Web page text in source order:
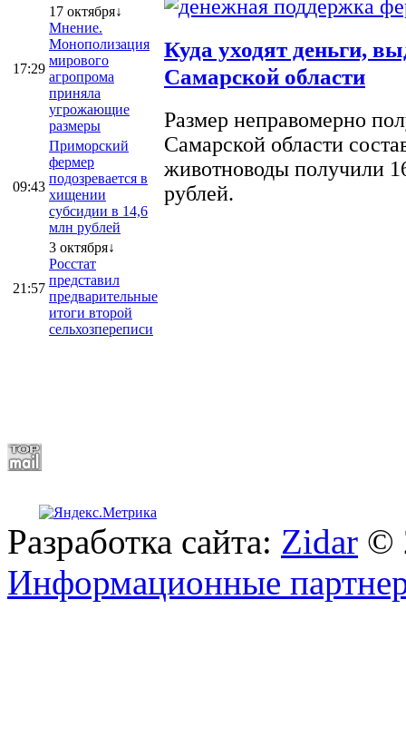
17:29
17 октября↓
Мнение.
Монополизация
мирового
агропрома
приняла
угрожающие
размеры
09:43
Приморский
фермер
подозревается в
хищении
субсидии в 14,6
млн рублей
21:57
3 октября↓
Росстат
представил
предварительные
итоги второй
сельхозпереписи
Куда уходят деньги,
Самарской области
Размер неправомерно
Самарской области
животноводы получили
рублей.
Разработка сайта: Zidar ©
Информационные